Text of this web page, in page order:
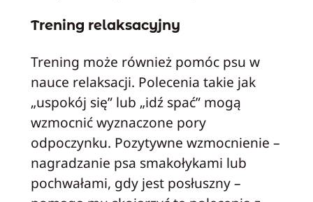
Trening relaksacyjny
Trening może również pomóc psu w
nauce relaksacji. Polecenia takie jak
„uspokój się” lub „idź spać” mogą
wzmocnić wyznaczone pory
odpoczynku. Pozytywne wzmocnienie –
nagradzanie psa smakołykami lub
pochwałami, gdy jest posłuszny –